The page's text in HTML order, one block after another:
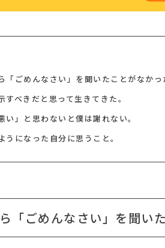
「ごめんなさい」を聞いたことがなかっ
すべきだと思って生きてきた。
い」と思わないと僕は謝れない。
うになった自分に思うこと。
「ごめんなさい」を聞い